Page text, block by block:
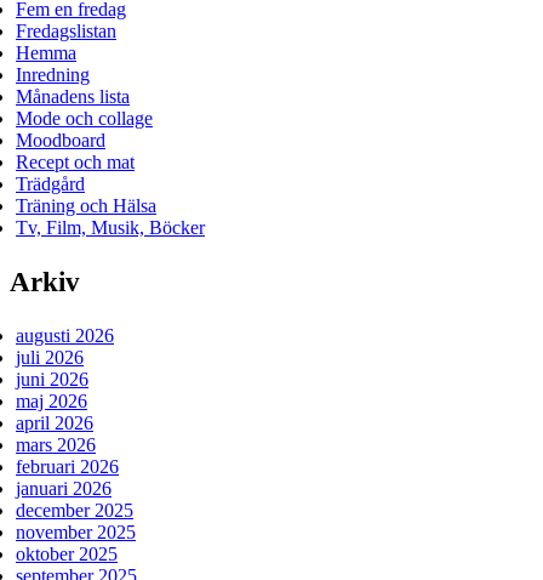
Fem en fredag
Fredagslistan
Hemma
Inredning
Månadens lista
Mode och collage
Moodboard
Recept och mat
Trädgård
Träning och Hälsa
Tv, Film, Musik, Böcker
Arkiv
augusti 2026
juli 2026
juni 2026
maj 2026
april 2026
mars 2026
februari 2026
januari 2026
december 2025
november 2025
oktober 2025